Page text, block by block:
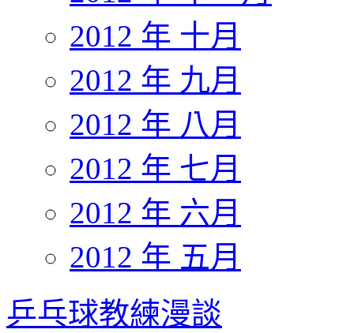
2012 年 十月
2012 年 九月
2012 年 八月
2012 年 七月
2012 年 六月
2012 年 五月
乒乓球教練漫談